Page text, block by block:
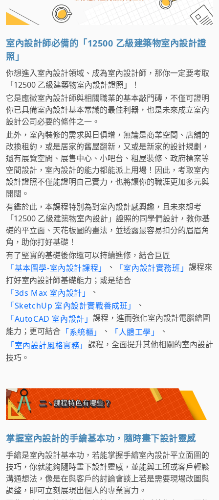
室內設計師必備的「12500 乙級建築物室內設計證
照」
你想進入室內設計領域、成為室內設計師，那你一定要考取
「12500 乙級建築物室內設計證照」！
它是應徵室內設計師與相關職業的基本敲門磚，不僅可證明
你已具備室內設計基本常識的最佳利器，也是未來成立室內
設計公司必要的條件之一。
此外，室內裝修的需求與日俱增，無論是商業空間、店舖的
改換租約，或是居家的舊屋翻新，又或是新家的設計規劃，
還有展覽空間、展售中心、小吧台、租屋裝修、政府標案等
空間設計，室內設計的能力都能派上用場！因此，考取室內
設計證照不僅能證明自己實力，也將讓你的職涯更加多元與
開闊。
有鑑於此，本課程特別為對室內設計感興趣，且未來想考
「12500 乙級建築物室內設計」證照的同學們設計，教你基
礎的平立面、天花板圖的畫法，並透露最容易扣分的眉眉角
角，助你打好基礎！
有了堅實的基礎後你還可以持續進修，結合巨匠
「基本圖學-室內設計課程」
、 「室內設計實務班」 課程來
打好室內設計師基礎能力；或是結合
「3ds Max 室內設計」
、
「SketchUp 室內設計實戰養成班」
、
「AutoCAD 室內設計」 課程，進而強化室內設計電腦繪圖
能力；更可結合 「系統櫃」 、 「人體工學」
、
「室內設計風格實務」 課程，全面提升其他相關的室內設計
技巧。
掌握室內設計的手繪基本功，隨時畫下設計靈感
手繪是室內設計基本功，若能掌握手繪室內設計平立面圖的
技巧，你就能夠隨時畫下設計靈感，並能與工班或客戶輕鬆
溝通想法，像是在與客戶的討論會談上若是需要現場改圖與
調整，即可立刻展現出個人的專業實力。